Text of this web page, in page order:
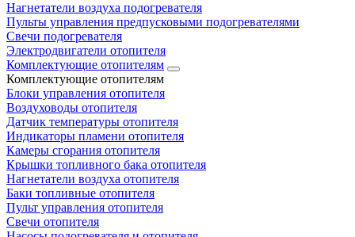
Нагнетатели воздуха подогревателя
Пульты управления предпусковыми подогревателями
Свечи подогревателя
Электродвигатели отопителя
Комплектующие отопителям
Комплектующие отопителям
Блоки управления отопителя
Воздуховоды отопителя
Датчик температуры отопителя
Индикаторы пламени отопителя
Камеры сгорания отопителя
Крышки топливного бака отопителя
Нагнетатели воздуха отопителя
Баки топливные отопителя
Пульт управления отопителя
Свечи отопителя